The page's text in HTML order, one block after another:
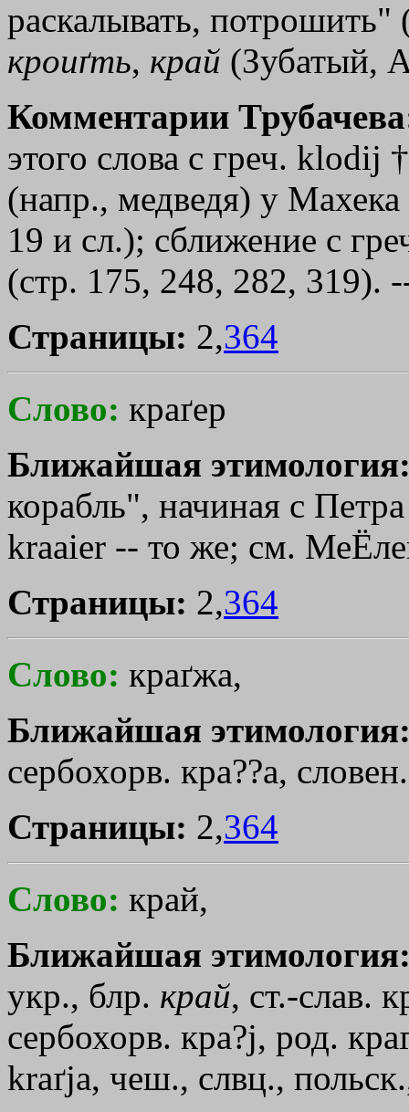
раскалывать,
кроиґть, край (Зубатый,
Комментарии
этого слова с греч. klоdij
(напр., медведя) у
19 и сл.); сближение с
(стр. 175, 248, 282, 319).
Страницы: 2,364
Слово: краґер
Ближайшая
корабль", начиная с
krааiеr -- то же; см.
Страницы: 2,364
Слово: краґжа,
Ближайшая
сербохорв. кра??а,
Страницы: 2,364
Слово: край,
Ближайшая
укр., блр. край, ст.-слав.
сербохорв. кра?j, род.
kraґja, чеш., слвц.,